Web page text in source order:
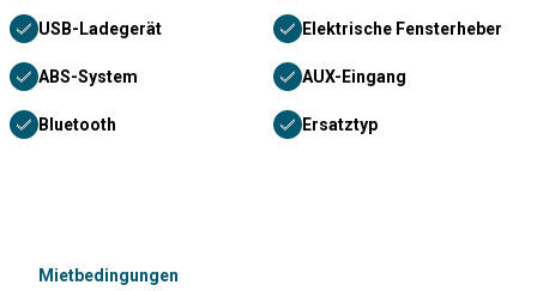
USB-Ladegerät Elektrische Fensterheber
ABS-System AUX-Eingang
Bluetooth Ersatztyp
Mietbedingungen